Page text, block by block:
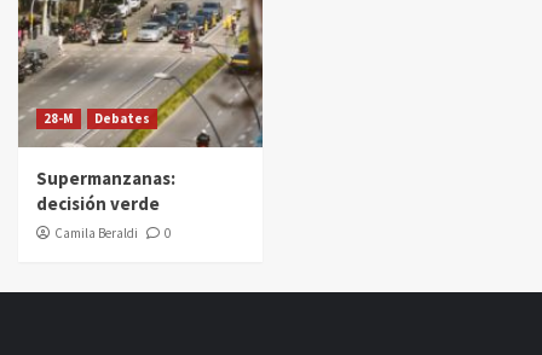
28-M Debates
Supermanzanas:
decisión verde
Camila Beraldi 0